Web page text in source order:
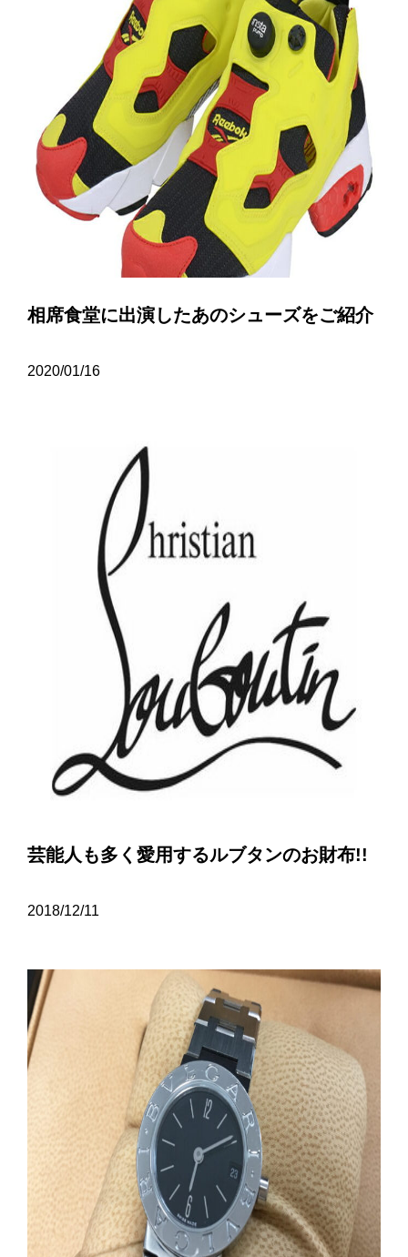
相席食堂に出演したあのシューズをご紹介
2020/01/16
芸能人も多く愛用するルブタンのお財布!!
2018/12/11